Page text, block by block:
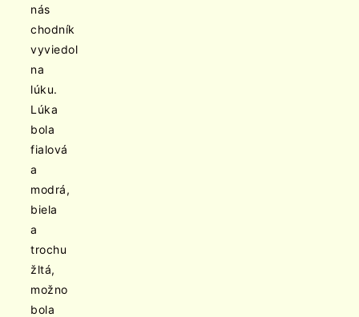
nás
chodník
vyviedol
na
lúku.
Lúka
bola
fialová
a
modrá,
biela
a
trochu
žltá,
možno
bola